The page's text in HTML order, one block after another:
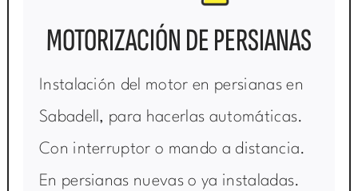
MOTORIZACIÓN DE PERSIANAS
Instalación del motor en persianas en
Sabadell, para hacerlas automáticas.
Con interruptor o mando a distancia.
En persianas nuevas o ya instaladas.